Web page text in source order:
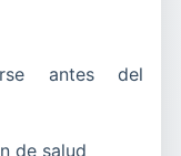
antes del
de salud